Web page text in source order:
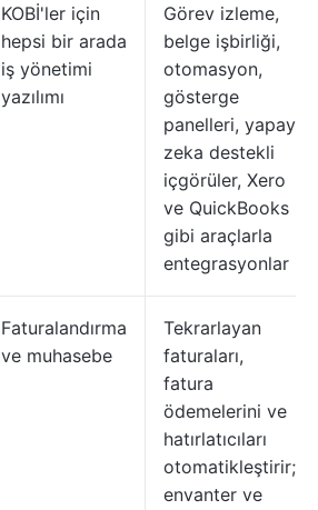
KOBİ'ler için
hepsi bir arada
iş yönetimi
yazılımı
Görev izleme,
belge işbirliği,
otomasyon,
gösterge
panelleri, yapay
zeka destekli
içgörüler, Xero
ve QuickBooks
gibi araçlarla
entegrasyonlar
Faturalandırma
ve muhasebe
Tekrarlayan
faturaları,
fatura
ödemelerini ve
hatırlatıcıları
otomatikleştirir;
envanter ve